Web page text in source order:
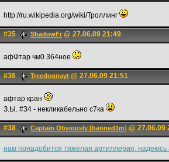
http://ru.wikipedia.org/wiki/Троллинг
#35 ShadowFr @ 27.06.09 21:49
афФтар чм0 364ное
#36 Treedognayt @ 27.06.09 21:51
афтар кран
З.Ы. #34 - некликабельно с7ка
#38 Captain Obviously [banned1m] @ 27.06.09
нам понадобится тяжелая артиллерия, надеюсь